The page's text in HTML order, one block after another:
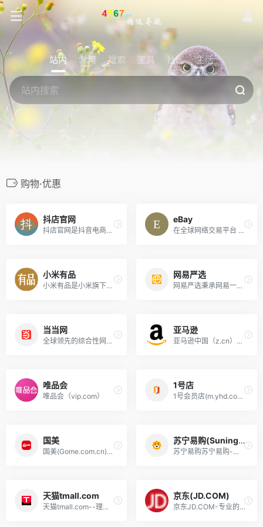
站内 常用 搜索 工具 社区 生活
购物·优惠
抖店官网
抖店官网是抖音电商官方商家入驻平台的登录入口，提供了一站式的商家开店服务。在这里，商家可以轻松地注册账号、创建店铺、管理商品、处理订单等。抖店官网致力于为广大商家提供高效便捷的电商运营解决方案，助力商家实现商业成功。
eBay
在全球网络交易平台 eBay 享受买卖乐趣，从电子产品、汽车、时尚服饰、收藏品、体育用品、数码相机、婴儿用品到优惠券，应有尽有
小米有品
小米有品是小米旗下新生活方式电商，致力于成为新中产优选的精品电商平台。有品坚持依从小米产品观进行选品及育品，为用户提供具备高品质、高颜值、科技感的好产品，为生活提供全场景解决方案。
网易严选
网易严选秉承网易一贯的严谨态度，深入世界各地，严格把关所有商品的产地、工艺、原材料，甄选居家、厨房、饮食等各类商品，力求给你最优质的商品。
当当网
全球领先的综合性网上购物中心。超过100万种商品在线热销！图书、童书、绘本、中小学教辅、文学小说、音像、母婴、家居、服装、鞋包等几十大类，正版保证，低至2折（自营图书满49元免运费。当当网一贯秉承提升顾客体验的承诺，自助退换货便捷又放心）
亚马逊
亚马逊中国（z.cn）坚持“以客户为中心”的理念，秉承“天天低价，正品行货”信念，销售图书、电脑、数码家电、母婴百货、服饰箱包等上千万种产品。亚马逊中国提供专业服务：正品行货天天低价，机打发票全国联保。货到付款，30天内可退换货。亚马逊为中国消费者提供便利、快捷的网购体验。
唯品会
唯品会（vip.com）
1号店
1号会员店(m.yhd.com)，京东旗下会员制精选超市，one's member优质自有品牌，全场自营商品，甄选全球好物。1号会员店，让购物更简单！
国美
国美(Gome.com.cn)国美电器唯一官方网上商城，中国领先的专业家电网购平台.全球品牌电视、洗衣机、电脑、手机、数码、空调、电脑配件、生活电器、网络产品等正品行货，更低价格，更快送达，为您提供便捷、诚信的服务.
苏宁易购(Suning.com)
苏宁易购苏宁易购-综合网上购物平台，商品涵盖家电、手机、电脑、超市、母婴、服装、百货、海外购等品类。送货更准时、价格更超值、上新货更快，正品行货、全国联保、可门店自提，全网更低价，让您放心去喜欢！
天猫tmall.com
天猫tmall.com--理想生活上天猫
京东(JD.COM)
京东JD.COM-专业的综合网上购物商城，为您提供正品低价的购物选择、优质便捷的服务体验。商品来自全球数十万品牌商家，囊括家电、手机、电脑、服装、居家、母婴、美妆、个护、食品、生鲜等丰富品类，满足各种购物需求。